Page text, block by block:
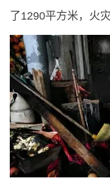
了1290平方米，火